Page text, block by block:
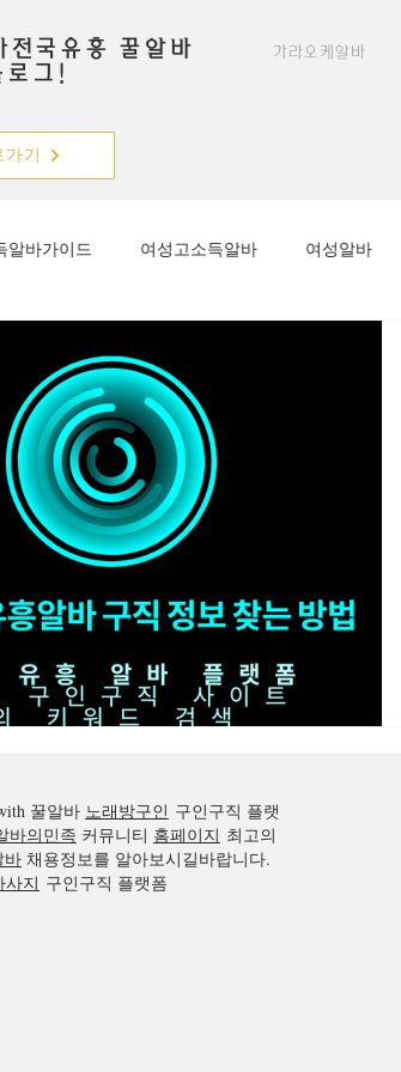
전국유흥 꿀알바
로그!
가라오케알바
기
알바가이드 여성고소득알바 여성알바
수원유흥알바 수원유흥알바가이드
마사지알바 마사지구인
주노래방알바 광주단기알바 광주쿠팡
꿀알바 노래방구인 구인구직 플랫
바의민족 커뮤니티 홈페이지 최고의
바 채용정보를 알아보시길바랍니다.
사지 구인구직 플랫폼